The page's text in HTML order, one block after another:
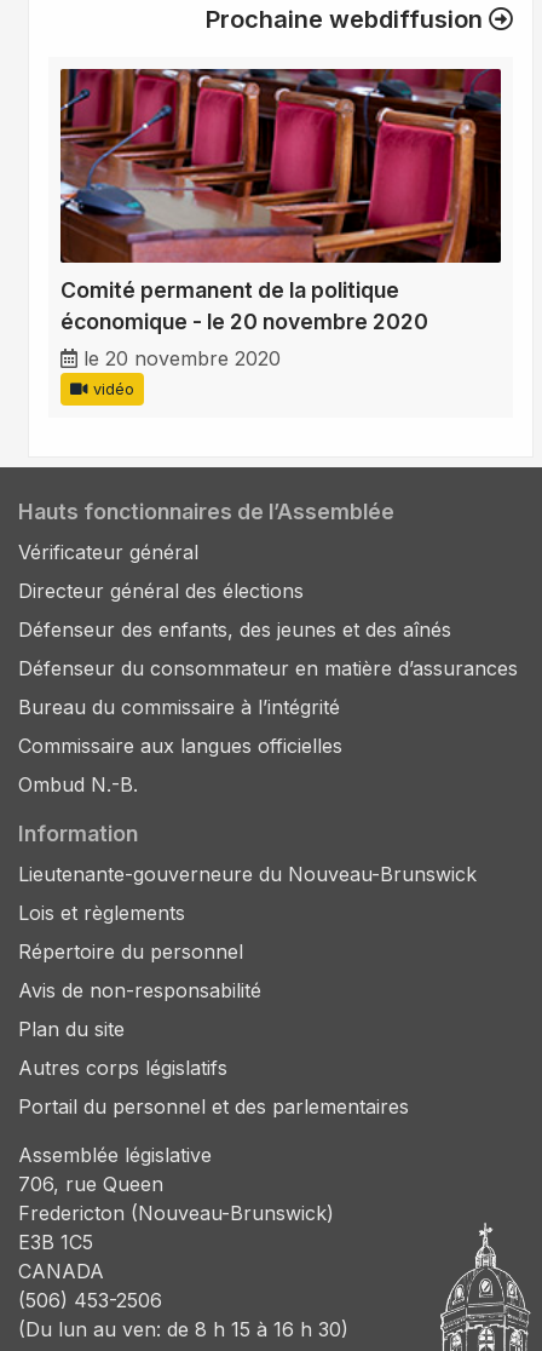
Prochaine webdiffusion
Comité permanent de la politique
économique - le 20 novembre 2020
le 20 novembre 2020
vidéo
Hauts fonctionnaires de l’Assemblée
Vérificateur général
Directeur général des élections
Défenseur des enfants, des jeunes et des aînés
Défenseur du consommateur en matière d’assurances
Bureau du commissaire à l’intégrité
Commissaire aux langues officielles
Ombud N.-B.
Information
Lieutenante-gouverneure du Nouveau-Brunswick
Lois et règlements
Répertoire du personnel
Avis de non-responsabilité
Plan du site
Autres corps législatifs
Portail du personnel et des parlementaires
Assemblée législative
706, rue Queen
Fredericton (Nouveau-Brunswick)
E3B 1C5
CANADA
(506) 453-2506
(Du lun au ven: de 8 h 15 à 16 h 30)